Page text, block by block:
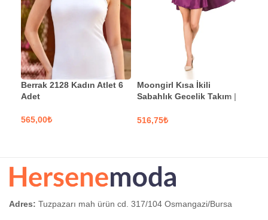
Berrak 2128 Kadın Atlet 6
Adet
₺
Moongirl Kısa İkili
Sabahlık Gecelik Takım |
₺
Adres: Tuzpazarı mah ürün cd. 317/104 Osmangazi/Bursa